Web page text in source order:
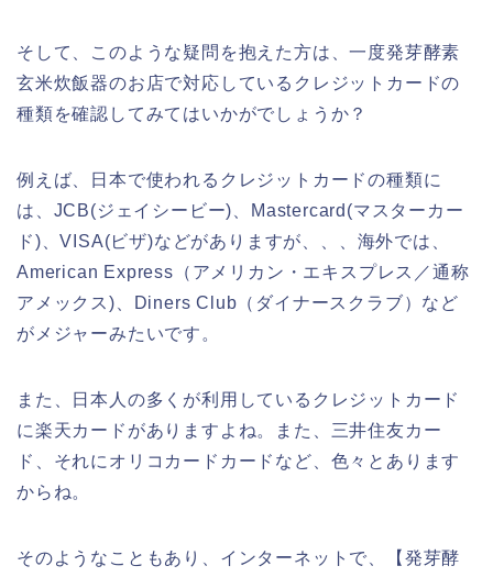
そして、このような疑問を抱えた方は、一度発芽酵素
玄米炊飯器のお店で対応しているクレジットカードの
種類を確認してみてはいかがでしょうか？
例えば、日本で使われるクレジットカードの種類に
は、JCB(ジェイシービー)、Mastercard(マスターカー
ド)、VISA(ビザ)などがありますが、、、海外では、
American Express（アメリカン・エキスプレス／通称
アメックス)、Diners Club（ダイナースクラブ）など
がメジャーみたいです。
また、日本人の多くが利用しているクレジットカード
に楽天カードがありますよね。また、三井住友カー
ド、それにオリコカードカードなど、色々とあります
からね。
そのようなこともあり、インターネットで、【発芽酵